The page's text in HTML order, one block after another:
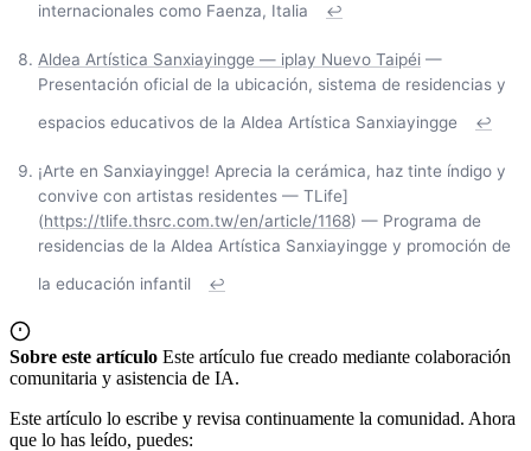
internacionales como Faenza, Italia
↩
Aldea Artística Sanxiayingge — iplay Nuevo Taipéi —
Presentación oficial de la ubicación, sistema de residencias y
espacios educativos de la Aldea Artística Sanxiayingge
↩
¡Arte en Sanxiayingge! Aprecia la cerámica, haz tinte índigo y
convive con artistas residentes — TLife]
(https://tlife.thsrc.com.tw/en/article/1168) — Programa de
residencias de la Aldea Artística Sanxiayingge y promoción de
la educación infantil
↩
Sobre este artículo Este artículo fue creado mediante colaboración
comunitaria y asistencia de IA.
Este artículo lo escribe y revisa continuamente la comunidad. Ahora
que lo has leído, puedes: